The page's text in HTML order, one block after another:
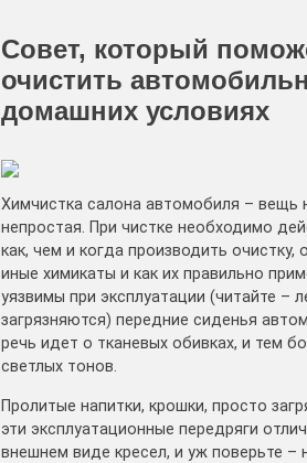
Совет, который
очистить
домашних условиях
Химчистка салона автомобиля – вещь
непростая. При чистке необходимо
как, чем и когда производить очистку,
иные химикаты и как их правильно
уязвимы при эксплуатации (читайте –
загрязняются) передние сиденья
речь идет о тканевых обивках, и тем
светлых тонов.
Пролитые напитки, крошки, просто
эти эксплуатационные передряги
внешнем виде кресел, и уж поверьте –